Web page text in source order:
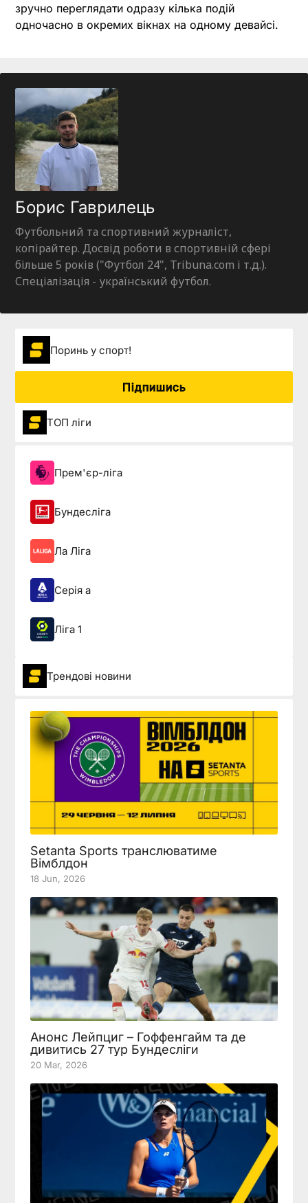
зручно переглядати одразу кілька подій
одночасно в окремих вікнах на одному девайсі.
Борис Гаврилець
Футбольний та спортивний журналіст,
копірайтер. Досвід роботи в спортивній сфері
більше 5 років ("Футбол 24", Tribuna.com і т.д.).
Спеціалізація - український футбол.
Поринь у спорт!
Підпишись
ТОП ліги
Прем'єр-ліга
Бундесліга
Ла Ліга
Серія а
Ліга 1
Трендові новини
Setanta Sports транслюватиме
Вімблдон
18 Jun, 2026
Анонс Лейпциг – Гоффенгайм та де
дивитись 27 тур Бундесліги
20 Mar, 2026